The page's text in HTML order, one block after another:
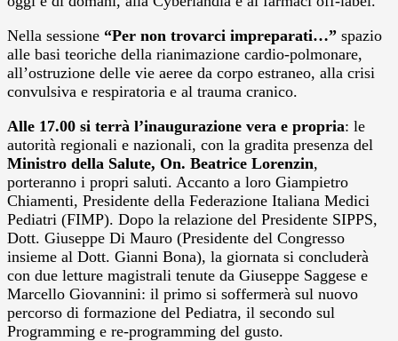
Nella sessione “Per non trovarci impreparati…” spazio
alle basi teoriche della rianimazione cardio-polmonare,
all’ostruzione delle vie aeree da corpo estraneo, alla crisi
convulsiva e respiratoria e al trauma cranico.
Alle 17.00 si terrà l’inaugurazione vera e propria: le
autorità regionali e nazionali, con la gradita presenza del
Ministro della Salute, On. Beatrice Lorenzin,
porteranno i propri saluti. Accanto a loro Giampietro
Chiamenti, Presidente della Federazione Italiana Medici
Pediatri (FIMP). Dopo la relazione del Presidente SIPPS,
Dott. Giuseppe Di Mauro (Presidente del Congresso
insieme al Dott. Gianni Bona), la giornata si concluderà
con due letture magistrali tenute da Giuseppe Saggese e
Marcello Giovannini: il primo si soffermerà sul nuovo
percorso di formazione del Pediatra, il secondo sul
Programming e re-programming del gusto.